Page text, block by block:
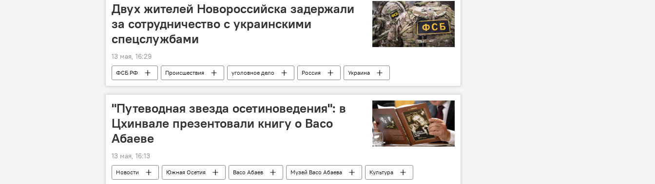
Двух жителей Новороссийска задержали
за сотрудничество с украинскими
спецслужбами
13 мая, 16:29
ФСБ РФ Происшествия уголовное дело Россия
Украина
Новости
"Путеводная звезда осетиноведения": в
Цхинвале презентовали книгу о Васо
Абаеве
13 мая, 16:13
Новости Южная Осетия Васо Абаев Музей Васо Абаева
Культура